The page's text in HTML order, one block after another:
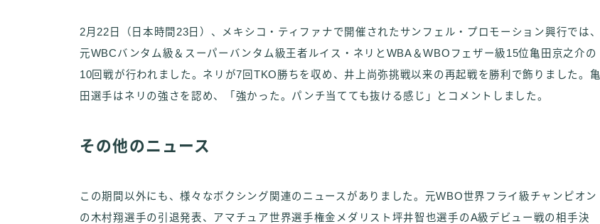
2月22日（日本時間23日）、メキシコ・ティファナで開催されたサンフェル・プロモーション興行では、
元WBCバンタム級＆スーパーバンタム級王者ルイス・ネリとWBA＆WBOフェザー級15位亀田京之介の
10回戦が行われました。ネリが7回TKO勝ちを収め、井上尚弥挑戦以来の再起戦を勝利で飾りました。亀
田選手はネリの強さを認め、「強かった。パンチ当てても抜ける感じ」とコメントしました。
その他のニュース
この期間以外にも、様々なボクシング関連のニュースがありました。元WBO世界フライ級チャンピオン
の木村翔選手の引退発表、アマチュア世界選手権金メダリスト坪井智也選手のA級デビュー戦の相手決